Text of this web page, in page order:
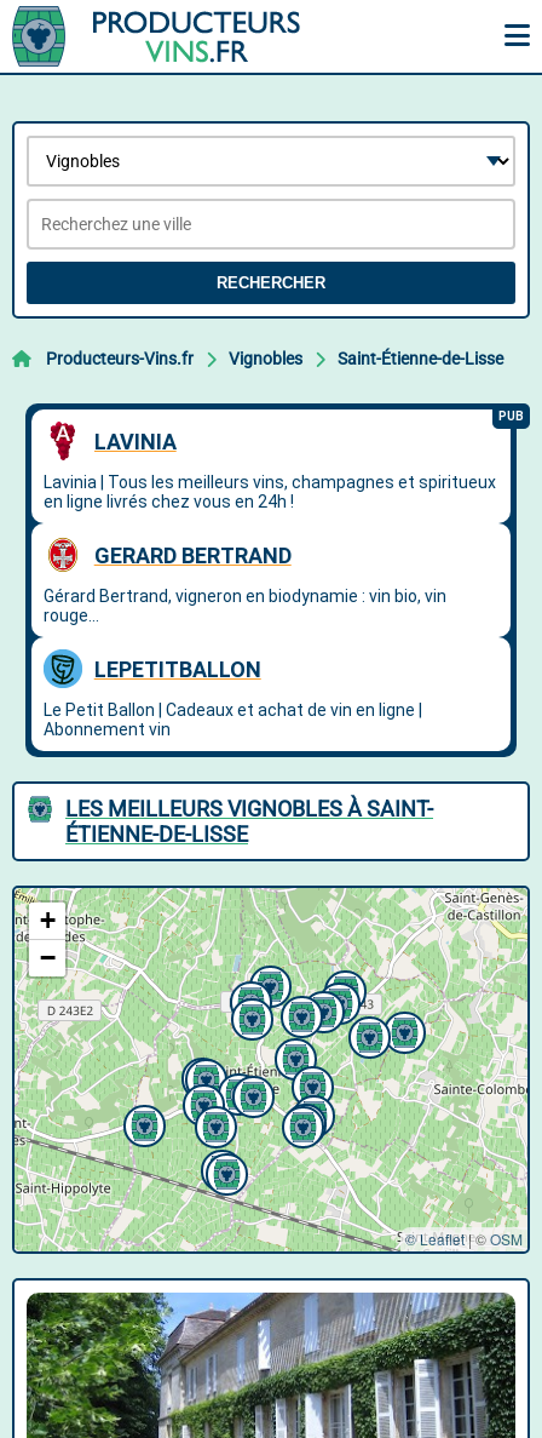
RECHERCHER
Producteurs-Vins.fr Vignobles Saint-Étienne-de-Lisse
LES MEILLEURS VIGNOBLES À SAINT-
ÉTIENNE-DE-LISSE
+
−
© Leaflet |©OSM